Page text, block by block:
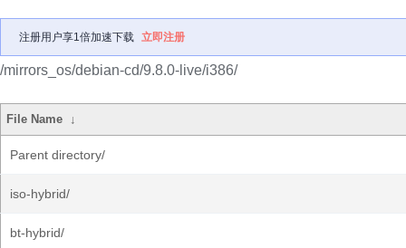
注册用户享1倍加速下载 立即注册
/mirrors_os/debian-cd/9.8.0-live/i386/
File Name ↓
Parent directory/
iso-hybrid/
bt-hybrid/